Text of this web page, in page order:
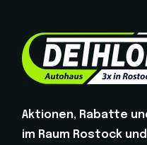
Aktionen, Rabatte
im Raum Rostock und